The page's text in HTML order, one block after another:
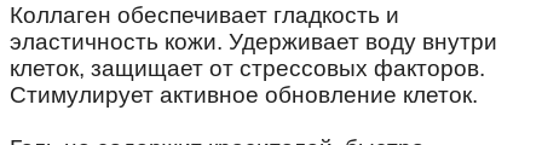
Коллаген обеспечивает гладкость и
эластичность кожи. Удерживает воду внутри
клеток, защищает от стрессовых факторов.
Стимулирует активное обновление клеток.